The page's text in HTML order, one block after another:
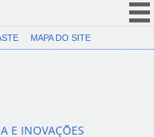
CORONAVÍRUS (COVID-19)
MAPA DO SITE
E INOVAÇÕES